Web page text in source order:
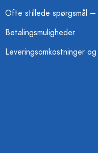
Ofte stillede spørgsmål –
Betalingsmuligheder
Leveringsomkostninger